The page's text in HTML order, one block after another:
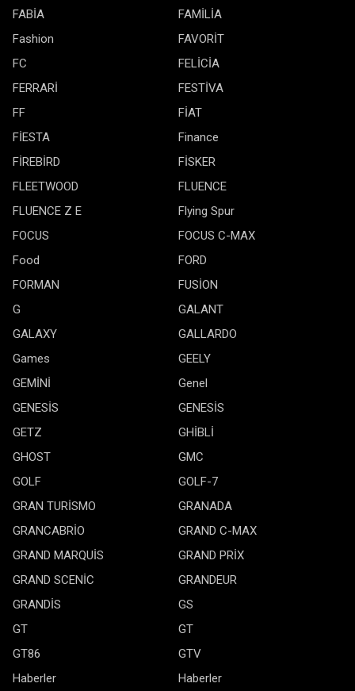
FABİA
FAMİLİA
Fashion
FAVORİT
FC
FELİCİA
FERRARİ
FESTİVA
FF
FİAT
FİESTA
Finance
FİREBİRD
FİSKER
FLEETWOOD
FLUENCE
FLUENCE Z E
Flying Spur
FOCUS
FOCUS C-MAX
Food
FORD
FORMAN
FUSİON
G
GALANT
GALAXY
GALLARDO
Games
GEELY
GEMİNİ
Genel
GENESİS
GENESİS
GETZ
GHİBLİ
GHOST
GMC
GOLF
GOLF-7
GRAN TURİSMO
GRANADA
GRANCABRİO
GRAND C-MAX
GRAND MARQUİS
GRAND PRİX
GRAND SCENİC
GRANDEUR
GRANDİS
GS
GT
GT
GT86
GTV
Haberler
Haberler